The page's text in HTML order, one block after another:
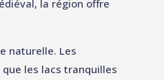
la région offre
naturelle. Les
les lacs tranquilles